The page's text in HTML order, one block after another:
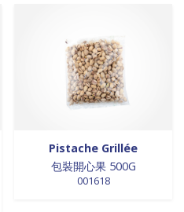
Pistache Grillée
包裝開心果 500G
001618